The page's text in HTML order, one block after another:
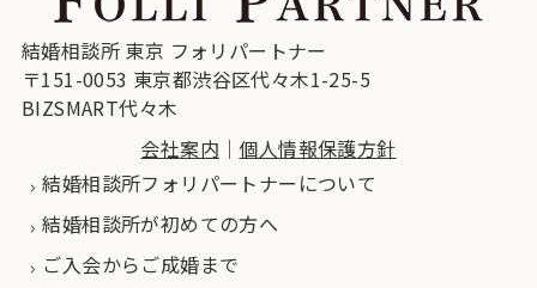
結婚相談所 東京 フォリパートナー
〒151-0053 東京都渋谷区代々木1-25-5
BIZSMART代々木
会社案内 ｜ 個人情報保護方針
結婚相談所フォリパートナーについて
結婚相談所が初めての方へ
ご入会からご成婚まで